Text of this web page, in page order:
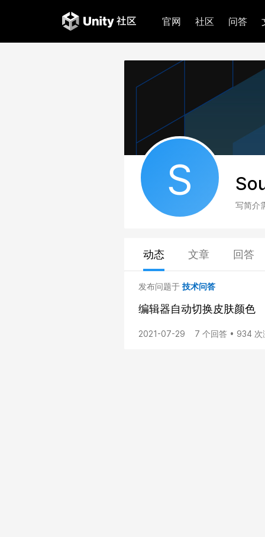
官网 社区 问答
S
写简介
动态 文章 回答
发布问题于 技术问答
编辑器自动切换皮肤颜色
2021-07-29 7 个回答 • 934 次